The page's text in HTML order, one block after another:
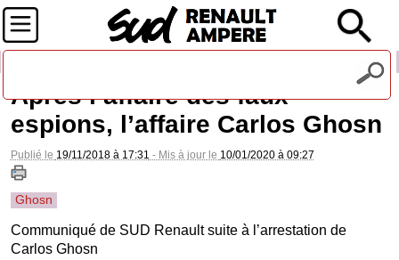
Après l’affaire des faux
espions, l’affaire Carlos Ghosn
Publié le 19/11/2018 à 17:31 - Mis à jour le 10/01/2020 à 09:27
Ghosn
Communiqué de SUD Renault suite à l’arrestation de
Carlos Ghosn